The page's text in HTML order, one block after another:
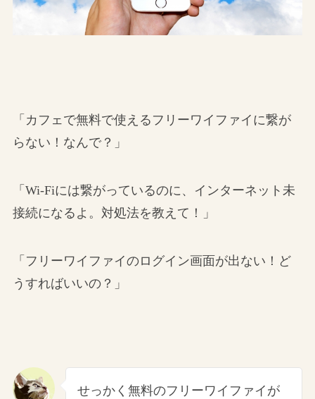
「カフェで無料で使えるフリーワイファイに繋が
らない！なんで？」
「Wi-Fiには繋がっているのに、インターネット未
接続になるよ。対処法を教えて！」
「フリーワイファイのログイン画面が出ない！ど
うすればいいの？」
せっかく無料のフリーワイファイが